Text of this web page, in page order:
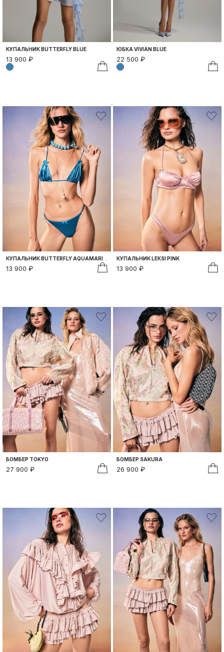
КУПАЛЬНИК BUTTERFLY BLUE
13 900 ₽
ЮБКА VIVIAN BLUE
22 500 ₽
13 900 ₽
КУПАЛЬНИК LEКSI PINK
13 900 ₽
БОМБЕР TOKYO БОМБЕР SAKURA